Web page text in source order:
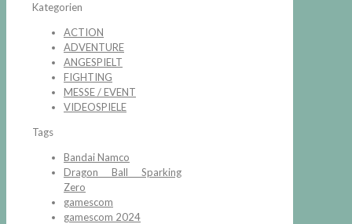
Kategorien
ACTION
ADVENTURE
ANGESPIELT
FIGHTING
MESSE / EVENT
VIDEOSPIELE
Tags
Bandai Namco
Dragon Ball Sparking
Zero
gamescom
gamescom 2024